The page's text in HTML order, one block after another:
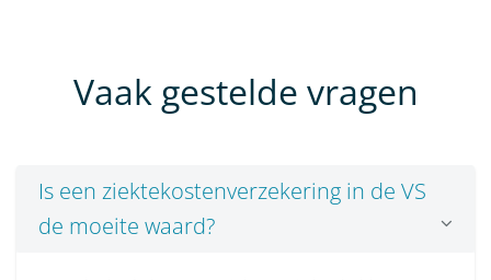
Vaak gestelde vragen
Is een ziektekostenverzekering in de VS
de moeite waard?